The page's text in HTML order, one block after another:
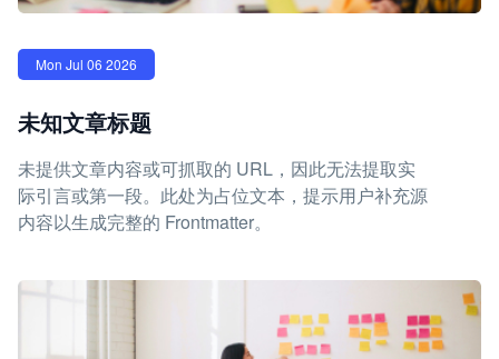
Mon Jul 06 2026
未知文章标题
未提供文章内容或可抓取的 URL，因此无法提取实
际引言或第一段。此处为占位文本，提示用户补充源
内容以生成完整的 Frontmatter。